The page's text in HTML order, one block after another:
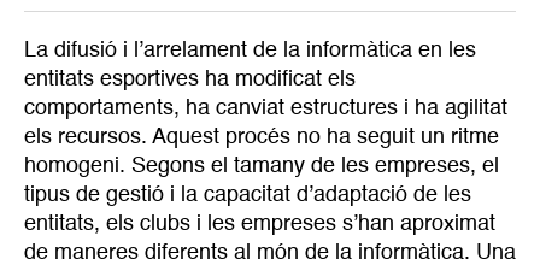
La difusió i l’arrelament de la informàtica en les
entitats esportives ha modificat els
comportaments, ha canviat estructures i ha agilitat
els recursos. Aquest procés no ha seguit un ritme
homogeni. Segons el tamany de les empreses, el
tipus de gestió i la capacitat d’adaptació de les
entitats, els clubs i les empreses s’han aproximat
de maneres diferents al món de la informàtica. Una